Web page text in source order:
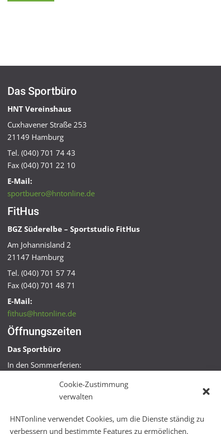
Cookie-Zustimmung
verwalten
HNTonline verwendet Cookies, um die Dienste ständig zu
verbessern und bestimmte Features zu ermöglichen.
Das Sportbüro
HNT Vereinshaus
Cuxhavener Straße 253
21149 Hamburg
Tel. (040) 701 74 43
Fax (040) 701 22 10
E-Mail:
sportbuero@hntonline.de
FitHus
BGZ Süderelbe – Sportstudio FitHus
Am Johannisland 2
21147 Hamburg
Tel. (040) 701 57 74
Fax (040) 701 48 71
E-Mail:
fithus@hntonline.de
Öffnungszeiten
Das Sportbüro
In den Sommerferien:
Mo + Mi 16:00 – 18:00 Uhr
Mo – Fr 08:00 – 22:00 Uhr